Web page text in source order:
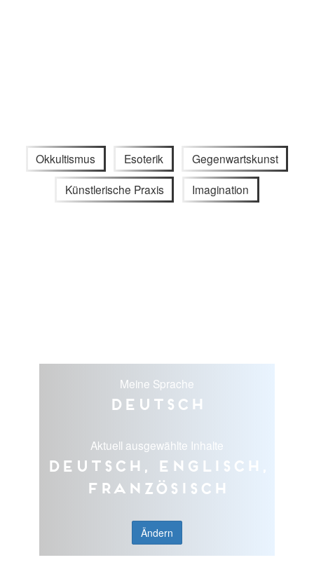
Okkultismus Esoterik Gegenwartskunst
Künstlerische Praxis Imagination
Meine Sprache
Deutsch
Aktuell ausgewählte Inhalte
Deutsch, Englisch,
Französisch
Ändern